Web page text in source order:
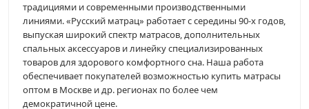
традициями и современными производственными
линиями. «Русский матрац» работает с середины 90-х годов,
выпуская широкий спектр матрасов, дополнительных
спальных аксессуаров и линейку специализированных
товаров для здорового комфортного сна. Наша работа
обеспечивает покупателей возможностью купить матрасы
оптом в Москве и др. регионах по более чем
демократичной цене.